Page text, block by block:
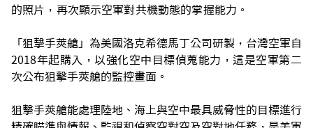
的照片，再次顯示空軍對共機動態的掌握能力。
「狙擊手莢艙」為美國洛克希德馬丁公司研製，台灣空軍自
2018年起購入，以強化空中目標偵蒐能力，這是空軍第二
次公布狙擊手莢艙的監控畫面。
狙擊手莢艙能處理陸地、海上與空中最具威脅性的目標進行